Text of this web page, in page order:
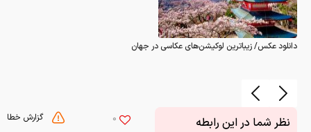
دانلود عکس/ زیباترین لوکیشن‌های عکاسی در جهان
گزارش خطا 0
نظر شما در این رابطه